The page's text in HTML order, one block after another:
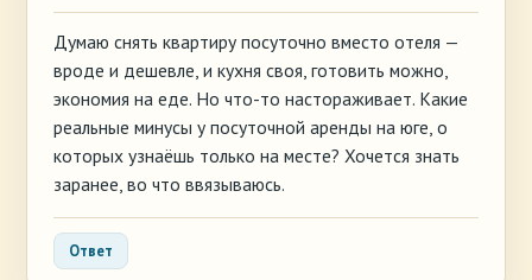
Думаю снять квартиру посуточно вместо отеля —
вроде и дешевле, и кухня своя, готовить можно,
экономия на еде. Но что-то настораживает. Какие
реальные минусы у посуточной аренды на юге, о
которых узнаёшь только на месте? Хочется знать
заранее, во что ввязываюсь.
Ответ